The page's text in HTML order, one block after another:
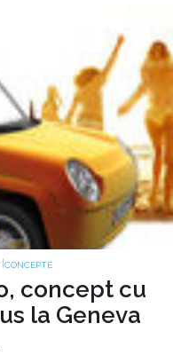
CONCEPTE
concept cu
la Geneva